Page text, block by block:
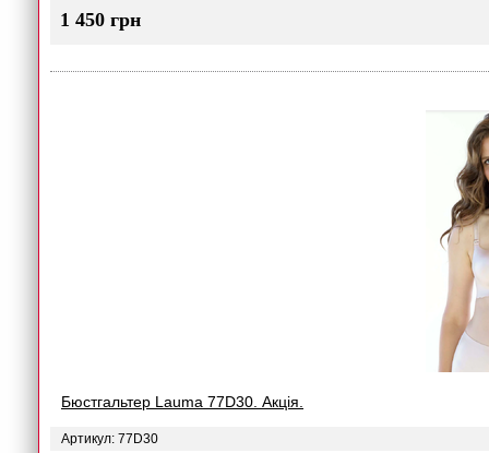
1 450 грн
Бюстгальтер Lauma 77D30. Акція.
Артикул: 77D30